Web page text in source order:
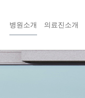
병원소개 의료진소개